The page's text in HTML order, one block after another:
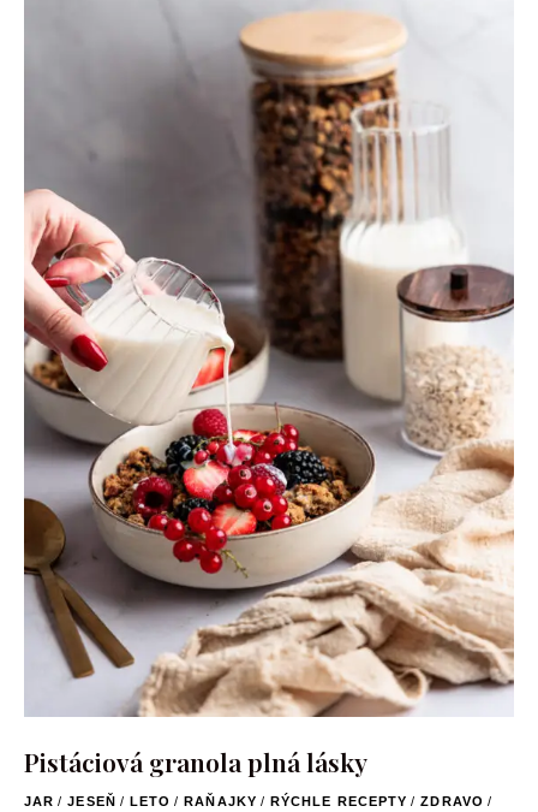
Pistáciová granola plná lásky
JAR / JESEŇ / LETO / RAŇAJKY / RÝCHLE RECEPTY / ZDRAVO /